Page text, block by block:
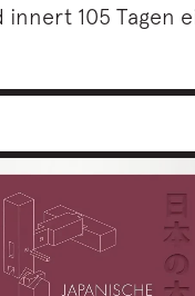
105 Tagen